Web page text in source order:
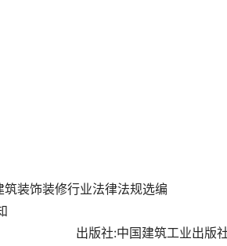
建筑装饰装修行业法律
:未知
出版社:中国建筑工业出版